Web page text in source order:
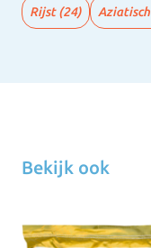
Rijst(24) Aziatisch
Bekijk ook